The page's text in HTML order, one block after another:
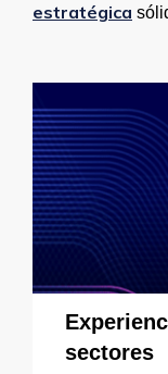
estratégica
sectores